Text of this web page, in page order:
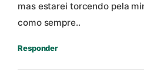
mas estarei torcendo pela
como sempre..
Responder